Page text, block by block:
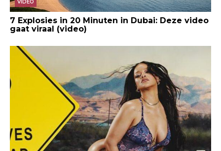
VIDEO
7 Explosies in 20 Minuten in Dubai: Deze video
gaat viraal (video)